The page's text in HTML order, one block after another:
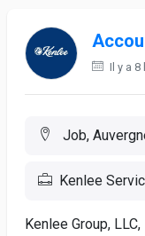
Il y a 8
Job,
Kenlee
Kenlee Group,